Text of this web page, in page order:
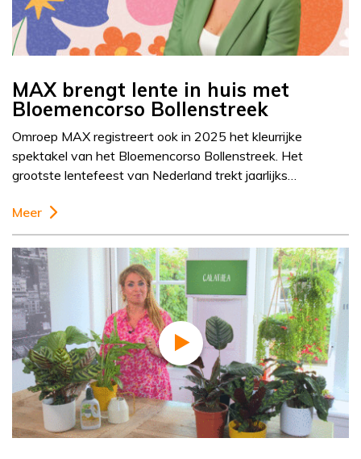
MAX brengt lente in huis met
Bloemencorso Bollenstreek
Omroep MAX registreert ook in 2025 het kleurrijke
spektakel van het Bloemencorso Bollenstreek. Het
grootste lentefeest van Nederland trekt jaarlijks…
Meer